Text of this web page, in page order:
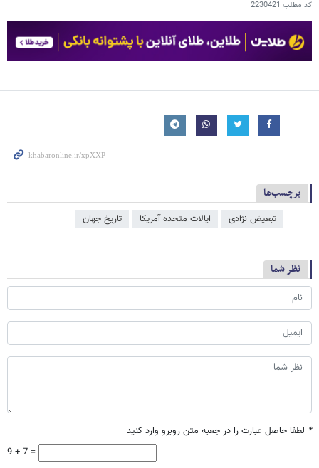
کد مطلب 2230421
برچسب‌ها
تبعیض نژادی ایالات متحده آمریکا تاریخ جهان
نظر شما
* لطفا حاصل عبارت را در جعبه متن روبرو وارد کنید
9 + 7 =